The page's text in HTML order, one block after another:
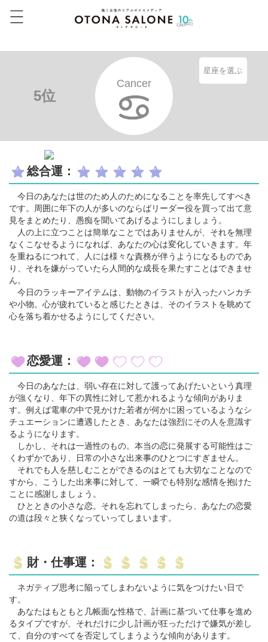
5位
Cancer
星座を選ぶ
総合運：
今日のあなたは世のため人のためになることを率先してすべき
です。周囲に年下の人が多いのならばリーダー役を買って出て意
見をまとめたり、愚痴を聞いてあげるようにしましょう。
人の上に立つことは簡単なことではありませんが、それを無理
なくこなせるようになれば、あなたの心は変化していきます。年
を重ねるにつれて、人には様々な責務が伴うようになるものであ
り、それを嫌がっていたら人間的な成長を果たすことはできませ
ん。
今日のラッキーアイテムは、動物のイラストが入ったハンカチ
や小物。心が疲れていると感じたときは、そのイラストを眺めて
心を落ち着かせるようにしてください。
恋愛運：
今日のあなたは、弱い存在に対して護ってあげたいという真理
が強くなり、年下の異性に対して惹かれるような傾向がありま
す。例えば電車の中で見かけた若者が何かに困っているようなシ
チュエーションに遭遇したとき、あなたは強烈にその人を意識す
るようになります。
しかし、それは一過性のもの。本当の恋に発展する可能性はご
くわずかであり、日常の小さな出来事のひとつにすぎません。
それでも人を慈しむことができるのはとても大切なことなので
すから、こうした出来事に対して、一瞬でも特別な感情を抱けた
ことに感謝しましょう。
ひとときの小さな恋。それを忘れてしまったら、あなたの恋愛
の道は段々と狭くなっていってしまいます。
財・仕事運：
ネガティブ思考に陥ってしまわないように気をつけたい日で
す。
あなたはもともと几帳面な性格で、計画に基づいて仕事を進め
るタイプですが、それだけに少し計画が狂っただけで嫌気が差し
て、自分のすべてを否定してしまうような傾向があります。